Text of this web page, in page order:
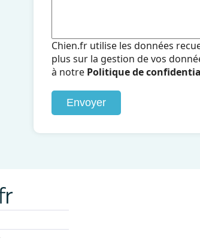
Chien.fr utilise les données
plus sur la gestion de vos
à notre Politique de
Envoyer